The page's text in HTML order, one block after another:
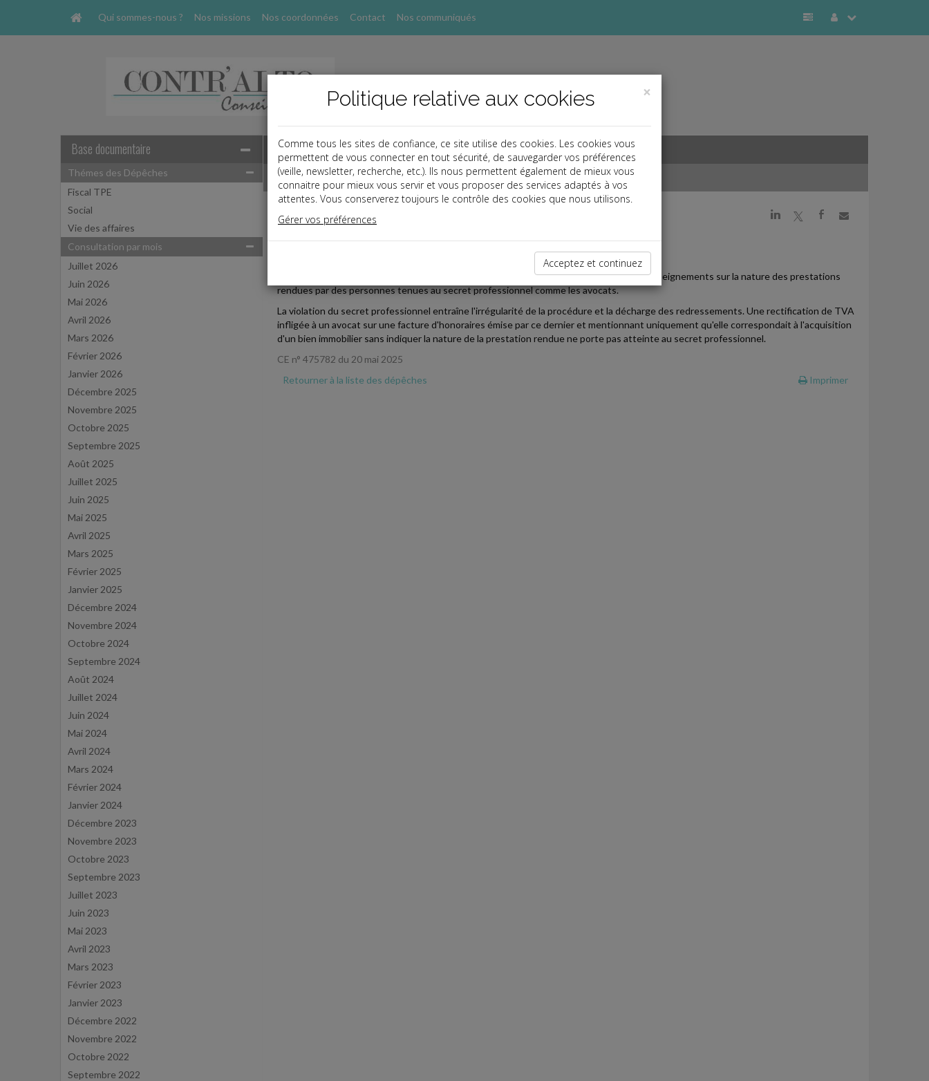
Qui sommes-nous ? Nos missions Nos coordonnées Contact Nos communiqués
Base documentaire
Thémes des Dépêches
Fiscal TPE
Social
Vie des affaires
Consultation par mois
Juillet 2026
Juin 2026
Mai 2026
Avril 2026
Mars 2026
Février 2026
Janvier 2026
Décembre 2025
Novembre 2025
Octobre 2025
Septembre 2025
Août 2025
Juillet 2025
Juin 2025
Mai 2025
Avril 2025
Mars 2025
Février 2025
Janvier 2025
Décembre 2024
Novembre 2024
Octobre 2024
Septembre 2024
Août 2024
Juillet 2024
Juin 2024
Mai 2024
Avril 2024
Mars 2024
Février 2024
Janvier 2024
Décembre 2023
Novembre 2023
Octobre 2023
Septembre 2023
Juillet 2023
Juin 2023
Mai 2023
Avril 2023
Mars 2023
Février 2023
Janvier 2023
Décembre 2022
Novembre 2022
Octobre 2022
Septembre 2022
Dépêches
j a b
Date: 2025-06-27
Au cours d'une vérification de comptabilité, un vérificateur ne peut pas demander de renseignements sur la nature des prestations
rendues par des personnes tenues au secret professionnel comme les avocats.
La violation du secret professionnel entraîne l'irrégularité de la procédure et la décharge des redressements. Une rectification de TVA
infligée à un avocat sur une facture d'honoraires émise par ce dernier et mentionnant uniquement qu'elle correspondait à l'acquisition
d'un bien immobilier sans indiquer la nature de la prestation rendue ne porte pas atteinte au secret professionnel.
CE n° 475782 du 20 mai 2025
Retourner à la liste des dépêches
Imprimer
×
Politique relative aux cookies
Comme tous les sites de confiance, ce site utilise des cookies. Les cookies vous
permettent de vous connecter en tout sécurité, de sauvegarder vos préférences
(veille, newsletter, recherche, etc.). Ils nous permettent également de mieux vous
connaitre pour mieux vous servir et vous proposer des services adaptés à vos
attentes. Vous conserverez toujours le contrôle des cookies que nous utilisons.
Gérer vos préférences
Acceptez et continuez